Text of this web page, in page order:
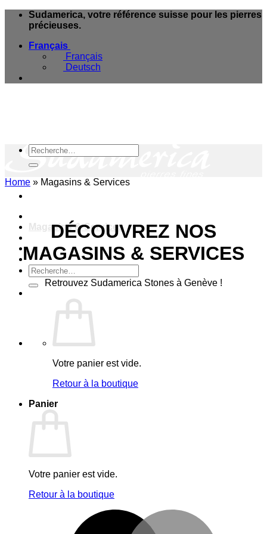
Skip
Sudamerica, votre référence suisse pour les pierres
précieuses.
Français
Français
Deutsch
Magasins & Services
Blog Minéraux
A propos
Contact
Recherche
pour :
Votre panier est vide.
Retour à la boutique
Panier
Votre panier est vide.
Retour à la boutique
Recherche
pour :
Home » Magasins & Services
DÉCOUVREZ NOS
MAGASINS & SERVICES
Retrouvez Sudamerica Stones à Genève !